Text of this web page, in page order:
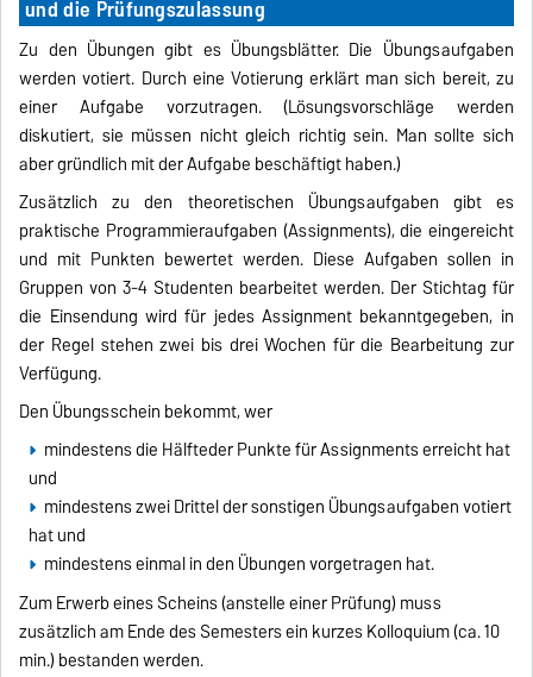
und die Prüfungszulassung
Zu den Übungen gibt es Übungsblätter. Die Übungsaufgaben
werden votiert. Durch eine Votierung erklärt man sich bereit, zu
einer Aufgabe vorzutragen. (Lösungsvorschläge werden
diskutiert, sie müssen nicht gleich richtig sein. Man sollte sich
aber gründlich mit der Aufgabe beschäftigt haben.)
Zusätzlich zu den theoretischen Übungsaufgaben gibt es
praktische Programmieraufgaben (Assignments), die eingereicht
und mit Punkten bewertet werden. Diese Aufgaben sollen in
Gruppen von 3-4 Studenten bearbeitet werden. Der Stichtag für
die Einsendung wird für jedes Assignment bekanntgegeben, in
der Regel stehen zwei bis drei Wochen für die Bearbeitung zur
Verfügung.
Den Übungsschein bekommt, wer
mindestens die Hälfteder Punkte für Assignments erreicht hat
und
mindestenszwei Drittelder sonstigen Übungsaufgaben votiert
hat und
mindestens einmal in den Übungen vorgetragen hat.
Zum Erwerb eines Scheins (anstelle einer Prüfung) muss
zusätzlich am Ende des Semesters ein kurzes Kolloquium (ca. 10
min.) bestanden werden.